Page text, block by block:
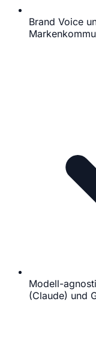
Brand Voice
Modell-
(Claude) und